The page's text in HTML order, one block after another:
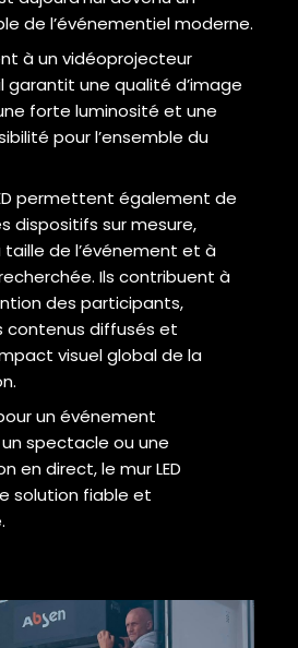
de l’événementiel moderne.
à un vidéoprojecteur
garantit une qualité d’image
forte luminosité et une
pour l’ensemble du
permettent également de
dispositifs sur mesure,
de l’événement et à
Ils contribuent à
des participants,
contenus diffusés et
visuel global de la
un événement
un spectacle ou une
en direct, le mur LED
solution fiable et